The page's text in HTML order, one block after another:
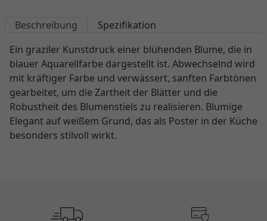
Beschreibung
Spezifikation
Ein graziler Kunstdruck einer blühenden Blume, die in
blauer Aquarellfarbe dargestellt ist. Abwechselnd wird
mit kräftiger Farbe und verwässert, sanften Farbtönen
gearbeitet, um die Zartheit der Blätter und die
Robustheit des Blumenstiels zu realisieren. Blumige
Elegant auf weißem Grund, das als Poster in der Küche
besonders stilvoll wirkt.